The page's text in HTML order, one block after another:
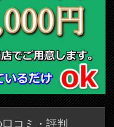
コミ・評判